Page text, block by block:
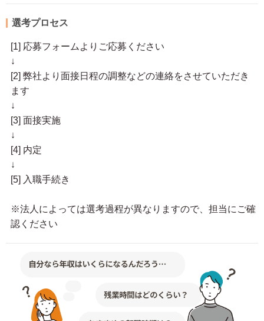
選考プロセス
[1] 応募フォームよりご応募ください
↓
[2] 弊社より面接日程の調整などの連絡をさせていただき
ます
↓
[3] 面接実施
↓
[4] 内定
↓
[5] 入職手続き
※法人によっては選考過程が異なりますので、担当にご確
認ください